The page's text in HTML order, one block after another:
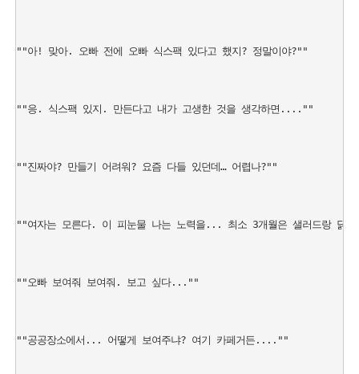
""아! 맞아. 오빠 전에 오빠 식스팩 있다고 했지? 정말이야?""
""응. 식스팩 있지. 만든다고 내가 고생한 것을 생각하면....""
""진짜야? 만들기 어려워? 요즘 다들 있던데… 어렵나?""
""여자는 모른다. 이 피눈물 나는 노력을... 최소 3개월은 샐러드랑
""오빠 보여줘 보여줘. 보고 싶다...""
""공공장소에서... 어떻게 보여주냐? 여기 카페거든....""